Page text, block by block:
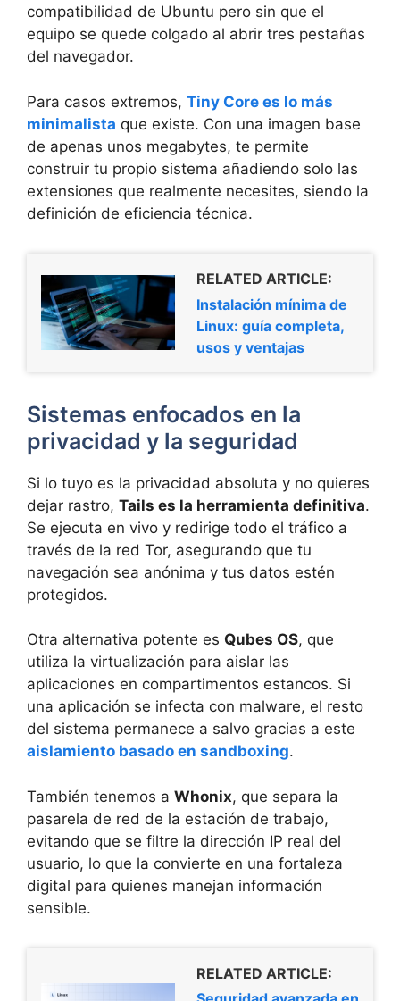
compatibilidad de Ubuntu pero sin que el
equipo se quede colgado al abrir tres pestañas
del navegador.
Para casos extremos, Tiny Core es lo más
minimalista que existe. Con una imagen base
de apenas unos megabytes, te permite
construir tu propio sistema añadiendo solo las
extensiones que realmente necesites, siendo la
definición de eficiencia técnica.
RELATED ARTICLE:
Instalación mínima de
Linux: guía completa,
usos y ventajas
Sistemas enfocados en la
privacidad y la seguridad
Si lo tuyo es la privacidad absoluta y no quieres
dejar rastro, Tails es la herramienta definitiva.
Se ejecuta en vivo y redirige todo el tráfico a
través de la red Tor, asegurando que tu
navegación sea anónima y tus datos estén
protegidos.
Otra alternativa potente es Qubes OS, que
utiliza la virtualización para aislar las
aplicaciones en compartimentos estancos. Si
una aplicación se infecta con malware, el resto
del sistema permanece a salvo gracias a este
aislamiento basado en sandboxing.
También tenemos a Whonix, que separa la
pasarela de red de la estación de trabajo,
evitando que se filtre la dirección IP real del
usuario, lo que la convierte en una fortaleza
digital para quienes manejan información
sensible.
RELATED ARTICLE: